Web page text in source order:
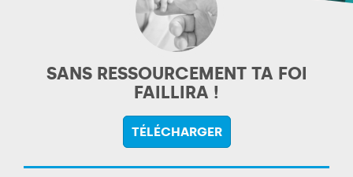
SANS RESSOURCEMENT TA FOI
FAILLIRA !
TÉLÉCHARGER